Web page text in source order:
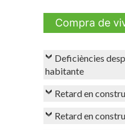
Compra de
Deficiències
habitante
Retard en
Retard en